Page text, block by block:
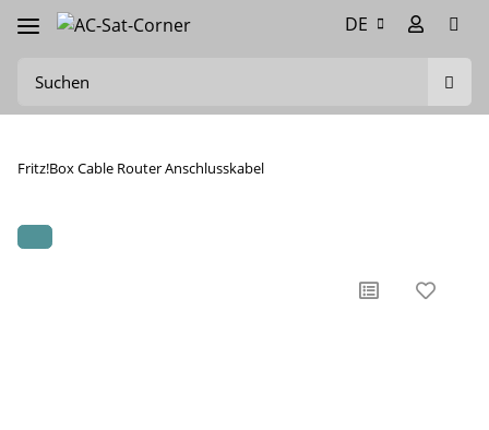
DE
Fritz!Box Cable Router Anschlusskabel